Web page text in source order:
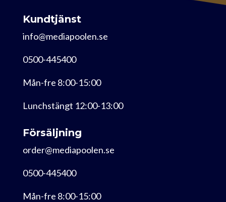
Kundtjänst
info@mediapoolen.se
0500-445400
Mån-fre 8:00-15:00
Lunchstängt 12:00-13:00
Försäljning
order@mediapoolen.se
0500-445400
Mån-fre 8:00-15:00